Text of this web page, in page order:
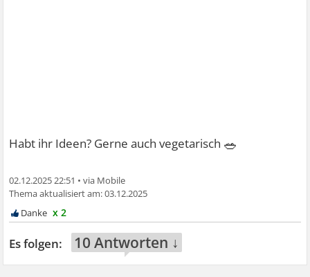
Habt ihr Ideen? Gerne auch vegetarisch 🥗
02.12.2025 22:51 •
03.12.2025
x 2
10 Antworten ↓